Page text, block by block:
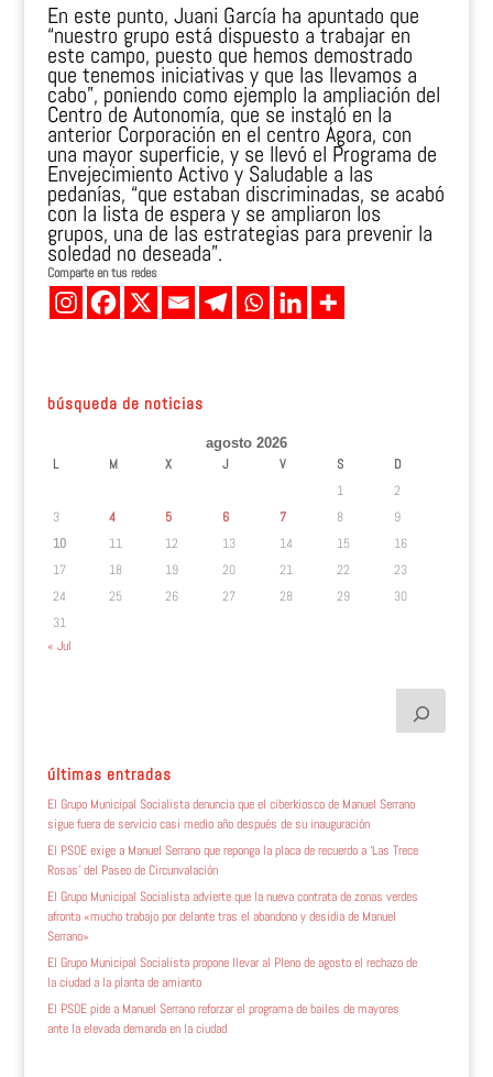
En este punto, Juani García ha apuntado que
“nuestro grupo está dispuesto a trabajar en
este campo, puesto que hemos demostrado
que tenemos iniciativas y que las llevamos a
cabo”, poniendo como ejemplo la ampliación del
Centro de Autonomía, que se instaló en la
anterior Corporación en el centro Ágora, con
una mayor superficie, y se llevó el Programa de
Envejecimiento Activo y Saludable a las
pedanías, “que estaban discriminadas, se acabó
con la lista de espera y se ampliaron los
grupos, una de las estrategias para prevenir la
soledad no deseada”.
Comparte en tus redes
búsqueda de noticias
agosto 2026
L M X J V S
D
1
2
3
4 5 6 7 8
9
10
11 12 13 14 15
16
17
18 19 20 21 22
23
24
25 26 27 28 29
30
31
« Jul
últimas entradas
El Grupo Municipal Socialista denuncia que el ciberkiosco de Manuel Serrano
sigue fuera de servicio casi medio año después de su inauguración
El PSOE exige a Manuel Serrano que reponga la placa de recuerdo a ‘Las Trece
Rosas’ del Paseo de Circunvalación
El Grupo Municipal Socialista advierte que la nueva contrata de zonas verdes
afronta «mucho trabajo por delante tras el abandono y desidia de Manuel
Serrano»
El Grupo Municipal Socialista propone llevar al Pleno de agosto el rechazo de
la ciudad a la planta de amianto
El PSOE pide a Manuel Serrano reforzar el programa de bailes de mayores
ante la elevada demanda en la ciudad